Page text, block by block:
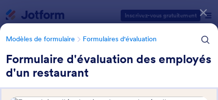
Inscrivez-vous gratuitement
Modèles de formulaire Formulaires d'évaluation
Formulaire d'évaluation des employés
d'un restaurant
Catégories des modèles de formulaires